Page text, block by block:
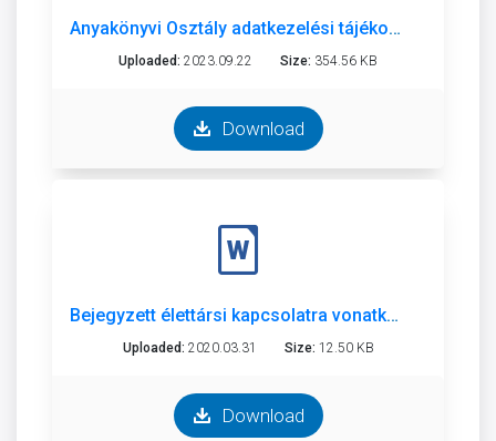
Anyakönyvi Osztály adatkezelési tájékoztatója.pdf
Uploaded: 2023.09.22 Size: 354.56 KB
Download
Bejegyzett élettársi kapcsolatra vonatkozó kivonat kérelem
Uploaded: 2020.03.31 Size: 12.50 KB
Download